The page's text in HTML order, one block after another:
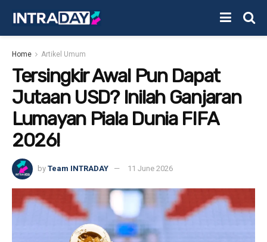
Home Artikel Umum
Tersingkir Awal Pun Dapat
Jutaan USD? Inilah Ganjaran
Lumayan Piala Dunia FIFA
2026!
by Team INTRADAY 11 June 2026